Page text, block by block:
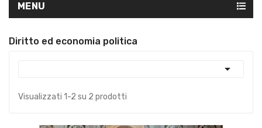
MENU
Diritto ed economia politica

Visualizzati 1-2 su 2 prodotti